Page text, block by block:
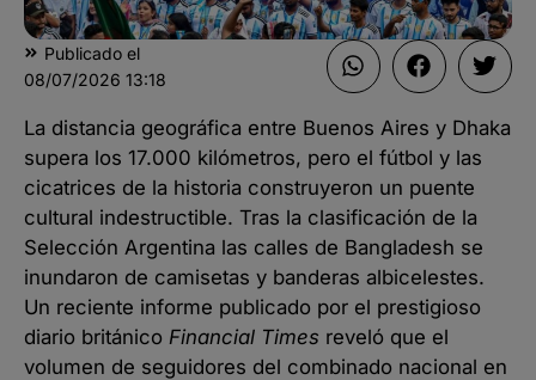
Publicado el
08/07/2026 13:18
La distancia geográfica entre Buenos Aires y Dhaka
supera los 17.000 kilómetros, pero el fútbol y las
cicatrices de la historia construyeron un puente
cultural indestructible. Tras la clasificación de la
Selección Argentina las calles de Bangladesh se
inundaron de camisetas y banderas albicelestes.
Un reciente informe publicado por el prestigioso
diario británico Financial Times reveló que el
volumen de seguidores del combinado nacional en